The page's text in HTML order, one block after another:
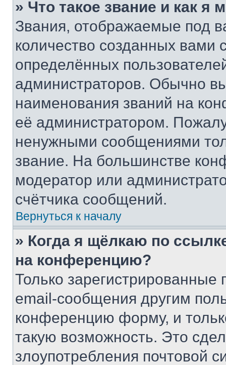
» Что такое звание и как я
Звания, отображаемые под
количество созданных
определённых
администраторов. Обычно
наименования званий на
её администратором.
ненужными сообщениями
звание. На большинстве
модератор или
счётчика сообщений.
Вернуться к началу
» Когда я щёлкаю по
на конференцию?
Только зарегистрированные
email-сообщения другим
конференцию форму, и
такую возможность. Это
злоупотребления почтовой